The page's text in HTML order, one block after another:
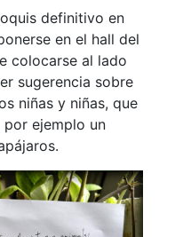
definitivo en
en el hall del
colocarse al lado
sugerencia sobre
niñas y niñas, que
por ejemplo un